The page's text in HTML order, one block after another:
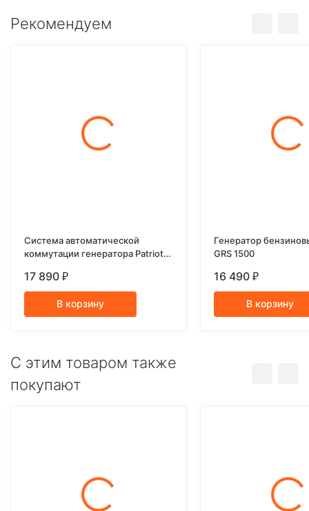
Рекомендуем
Система автоматической
коммутации генератора Patriot
17 890 ₽
В корзину
Генератор
GRS 1500
16 490 ₽
В корзину
C этим товаром также
покупают